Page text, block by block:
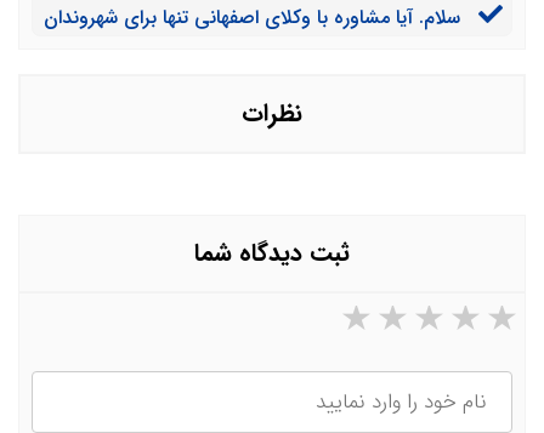
امکانی فراهم است؟
سلام. آیا مشاوره با وکلای اصفهانی تنها برای شهروندان
نظرات
ثبت دیدگاه شما
۵ ستاره از ۵ ۴ ستاره از ۵ ۳ ستاره از ۵ ۲ ستاره از ۵
نام